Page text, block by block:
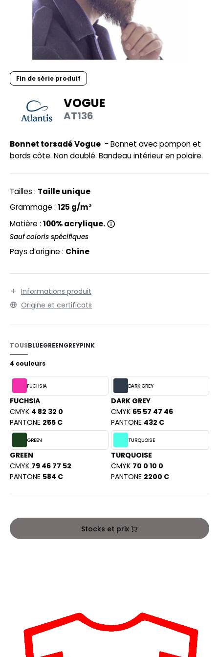
VISIBILITE
DE MAISON
IN EUROPE
LABEL / TEAR AWAY
SHOPPING
VETEMENTS
SHIRT
PROFESSIONNELLE
- BLOUSON
YOUR BRAND
SI ON L'APPELAIT FRANCIS
ROW
OF THE LOOM
- BLANKS
COOL
Fin de série produit
VOGUE
AT136
Bonnet torsadé Vogue - Bonnet avec pompon et
bords côte. Non doublé. Bandeau intérieur en polaire.
Tailles : Taille unique
Grammage : 125 g/m²
Matière : 100% acrylique.
Sauf coloris spécifiques
Pays d’origine : Chine
Informations produit
Origine et certificats
TOUSBLUEGREENGREYPINK
4 couleurs
FUCHSIA
FUCHSIA
CMYK 4 82 32 0
PANTONE 255 C
DARK GREY
DARK GREY
CMYK 65 57 47 46
PANTONE 432 C
GREEN
GREEN
CMYK 79 46 77 52
PANTONE 584 C
TURQUOISE
TURQUOISE
CMYK 70 0 10 0
PANTONE 2200 C
Stocks et prix